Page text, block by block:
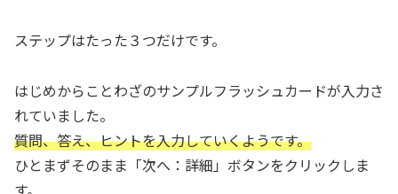
ステップはたった３つだけです。
はじめからことわざのサンプルフラッシュカードが入力さ
れていました。
質問、答え、ヒントを入力していくようです。
ひとまずそのまま「次へ：詳細」ボタンをクリックしま
す。